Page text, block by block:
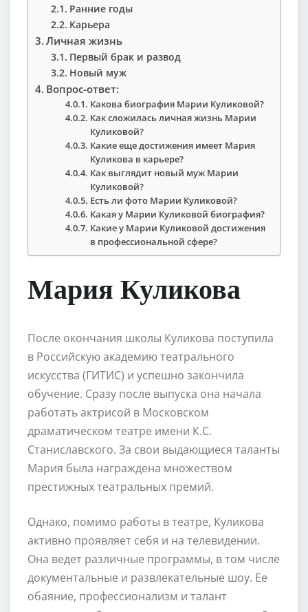
Ранние годы
Карьера
Личная жизнь
Первый брак и развод
Новый муж
Вопрос-ответ:
Какова биография Марии Куликовой?
Как сложилась личная жизнь Марии
Куликовой?
Какие еще достижения имеет Мария
Куликова в карьере?
Как выглядит новый муж Марии
Куликовой?
Есть ли фото Марии Куликовой?
Какая у Марии Куликовой биография?
Какие у Марии Куликовой достижения
в профессиональной сфере?
Мария Куликова
После окончания школы Куликова поступила
в Российскую академию театрального
искусства (ГИТИС) и успешно закончила
обучение. Сразу после выпуска она начала
работать актрисой в Московском
драматическом театре имени К.С.
Станиславского. За свои выдающиеся таланты
Мария была награждена множеством
престижных театральных премий.
Однако, помимо работы в театре, Куликова
активно проявляет себя и на телевидении.
Она ведет различные программы, в том числе
документальные и развлекательные шоу. Ее
обаяние, профессионализм и талант